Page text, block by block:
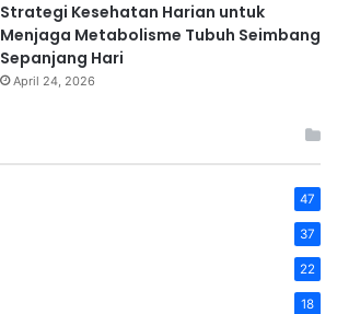
Strategi Kesehatan Harian untuk
Menjaga Metabolisme Tubuh Seimbang
Sepanjang Hari
April 24, 2026
47
37
22
18